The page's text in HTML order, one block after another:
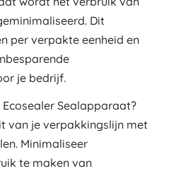
Dit
per verpakte eenheid en
je bedrijf.
Sealapparaat?
van je verpakkingslijn met
Minimaliseer
te maken van